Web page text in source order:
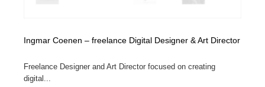
Ingmar Coenen – freelance Digital Designer & Art Director
Freelance Designer and Art Director focused on creating
digital...